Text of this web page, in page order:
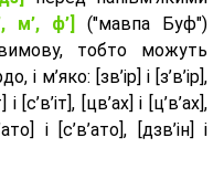
м’, ф’]
("мавпа Буф")
тобто можуть
і м’яко: [зв’ір] і [з’в’ір],
і [с’в’іт], [цв’ах] і [ц’в’ах],
і [с’в’ато], [дзв’iн] і